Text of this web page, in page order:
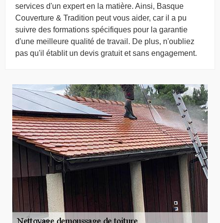
services d'un expert en la matière. Ainsi, Basque
Couverture & Tradition peut vous aider, car il a pu
suivre des formations spécifiques pour la garantie
d'une meilleure qualité de travail. De plus, n'oubliez
pas qu'il établit un devis gratuit et sans engagement.